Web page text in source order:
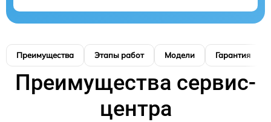
Преимущества Этапы работ Модели Гарантия
Преимущества сервис-
центра